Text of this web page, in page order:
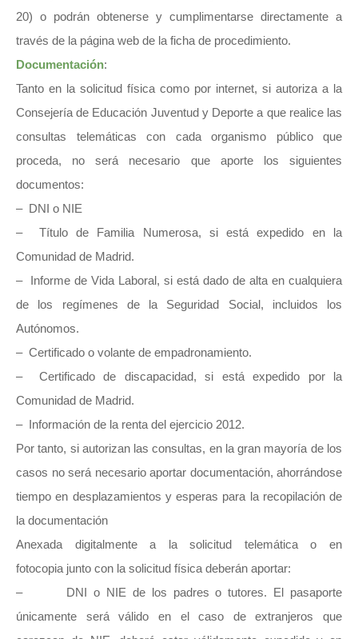
20) o podrán obtenerse y cumplimentarse directamente a
través de la página web de la ficha de procedimiento.
Documentación:
Tanto en la solicitud física como por internet, si autoriza a la
Consejería de Educación Juventud y Deporte a que realice las
consultas telemáticas con cada organismo público que
proceda, no será necesario que aporte los siguientes
documentos:
– DNI o NIE
– Título de Familia Numerosa, si está expedido en la
Comunidad de Madrid.
– Informe de Vida Laboral, si está dado de alta en cualquiera
de los regímenes de la Seguridad Social, incluidos los
Autónomos.
– Certificado o volante de empadronamiento.
– Certificado de discapacidad, si está expedido por la
Comunidad de Madrid.
– Información de la renta del ejercicio 2012.
Por tanto, si autorizan las consultas, en la gran mayoría de los
casos no será necesario aportar documentación, ahorrándose
tiempo en desplazamientos y esperas para la recopilación de
la documentación
Anexada digitalmente a la solicitud telemática o en
fotocopia junto con la solicitud física deberán aportar:
– DNI o NIE de los padres o tutores. El pasaporte
únicamente será válido en el caso de extranjeros que